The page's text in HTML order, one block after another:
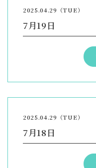
2025.04.29（TUE）
7月19日
2025.04.29（TUE）
7月18日